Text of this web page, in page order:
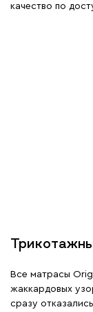
качество по
Все матрасы
жаккардовых
сразу